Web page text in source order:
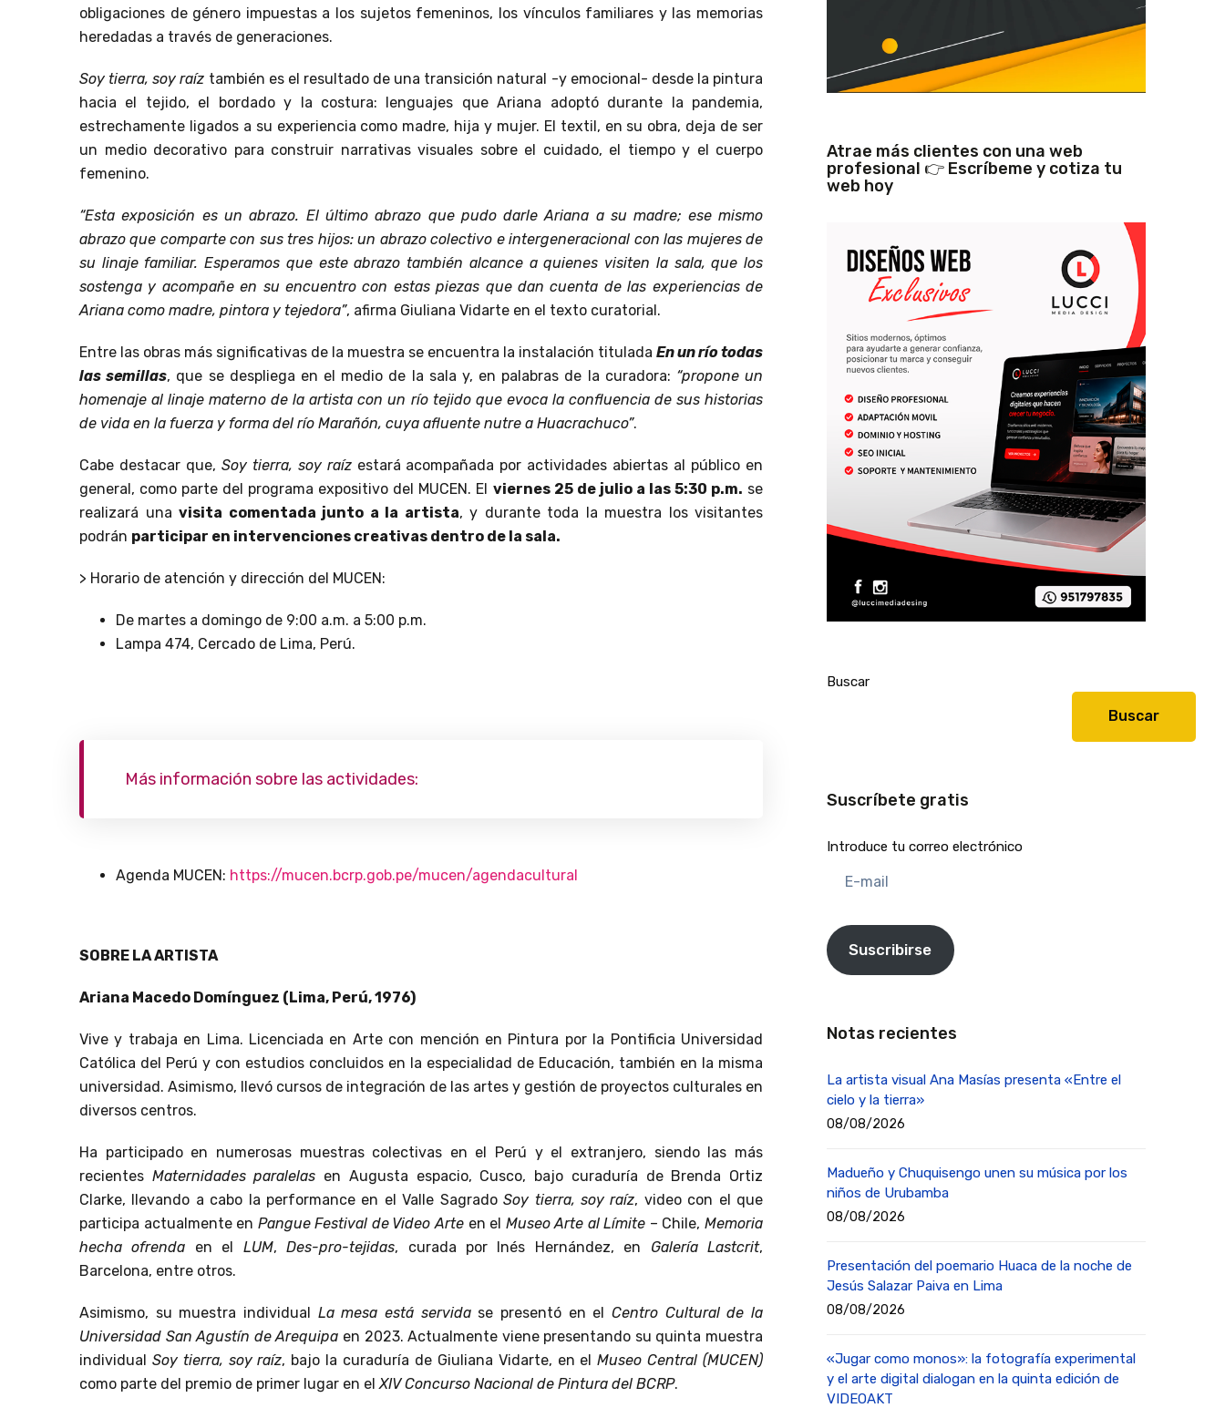
obligaciones de género impuestas a los sujetos femeninos, los vínculos familiares y las memorias
heredadas a través de generaciones.
Soy tierra, soy raíz también es el resultado de una transición natural -y emocional- desde la pintura
hacia el tejido, el bordado y la costura: lenguajes que Ariana adoptó durante la pandemia,
estrechamente ligados a su experiencia como madre, hija y mujer. El textil, en su obra, deja de ser
un medio decorativo para construir narrativas visuales sobre el cuidado, el tiempo y el cuerpo
femenino.
“Esta exposición es un abrazo. El último abrazo que pudo darle Ariana a su madre; ese mismo
abrazo que comparte con sus tres hijos: un abrazo colectivo e intergeneracional con las mujeres de
su linaje familiar. Esperamos que este abrazo también alcance a quienes visiten la sala, que los
sostenga y acompañe en su encuentro con estas piezas que dan cuenta de las experiencias de
Ariana como madre, pintora y tejedora”, afirma Giuliana Vidarte en el texto curatorial.
Entre las obras más significativas de la muestra se encuentra la instalación titulada En un río todas
las semillas, que se despliega en el medio de la sala y, en palabras de la curadora: “propone un
homenaje al linaje materno de la artista con un río tejido que evoca la confluencia de sus historias
de vida en la fuerza y forma del río Marañón, cuya afluente nutre a Huacrachuco”.
Cabe destacar que, Soy tierra, soy raíz estará acompañada por actividades abiertas al público en
general, como parte del programa expositivo del MUCEN. El viernes 25 de julio a las 5:30 p.m. se
realizará una visita comentada junto a la artista, y durante toda la muestra los visitantes
podrán participar en intervenciones creativas dentro de la sala.
> Horario de atención y dirección del MUCEN:
De martes a domingo de 9:00 a.m. a 5:00 p.m.
Lampa 474, Cercado de Lima, Perú.
Más información sobre las actividades:
Agenda MUCEN: https://mucen.bcrp.gob.pe/mucen/agendacultural
SOBRE LA ARTISTA
Ariana Macedo Domínguez (Lima, Perú, 1976)
Vive y trabaja en Lima. Licenciada en Arte con mención en Pintura por la Pontificia Universidad
Católica del Perú y con estudios concluidos en la especialidad de Educación, también en la misma
universidad. Asimismo, llevó cursos de integración de las artes y gestión de proyectos culturales en
diversos centros.
Ha participado en numerosas muestras colectivas en el Perú y el extranjero, siendo las más
recientes Maternidades paralelas en Augusta espacio, Cusco, bajo curaduría de Brenda Ortiz
Clarke, llevando a cabo la performance en el Valle SagradoSoy tierra, soy raíz, video con el que
participa actualmente en Pangue Festival de Video Arteen el Museo Arte al Límite – Chile, Memoria
hecha ofrenda en el LUM,Des-pro-tejidas, curada por Inés Hernández, en Galería Lastcrit,
Barcelona, entre otros.
Asimismo, su muestra individual La mesa está servidase presentó en elCentro Cultural de la
Universidad San Agustín de Arequipa en 2023. Actualmente viene presentando su quinta muestra
individual Soy tierra, soy raíz, bajo la curaduría de Giuliana Vidarte, en elMuseo Central (MUCEN)
como parte del premio de primer lugar en elXIV Concurso Nacional de Pintura del BCRP.
Atrae más clientes con una web
profesional 👉 Escríbeme y cotiza tu
web hoy
Buscar
Buscar
Suscríbete gratis
Introduce tu correo electrónico
mail
Suscribirse
Notas recientes
La artista visual Ana Masías presenta «Entre el
cielo y la tierra»
08/08/2026
Madueño y Chuquisengo unen su música por los
niños de Urubamba
08/08/2026
Presentación del poemario Huaca de la noche de
Jesús Salazar Paiva en Lima
08/08/2026
«Jugar como monos»: la fotografía experimental
y el arte digital dialogan en la quinta edición de
VIDEOAKT